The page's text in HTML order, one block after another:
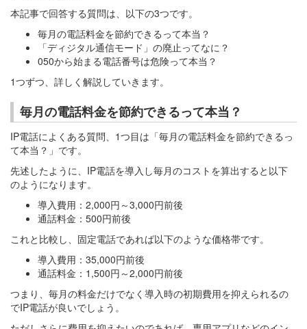
本記事で回答する質問は、以下の3つです。
毎月の電話料金を節約できるって本当？
「ディジタル通信モード」の廃止ってなに？
050から始まる電話番号は危険って本当？
1つずつ、詳しく解説していきます。
毎月の電話料金を節約できるって本当？
IP電話によくある質問、1つ目は「毎月の電話料金を節約できるっ
て本当？」です。
先述したように、IP電話を導入し毎月のコストを算出すると以下
のようになります。
導入費用：2,000円～3,000円前後
通話料金：500円前後
これと比較し、固定電話であれば以下のような価格帯です。
導入費用：35,000円前後
通話料金：1,500円～2,000円前後
つまり、毎月の料金だけでなく導入時の初期費用を抑えられるの
でIP電話が良いでしょう。